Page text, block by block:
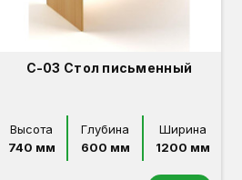
С-03 Стол письменный
Высота
740 мм
Глубина
600 мм
Ширина
1200 мм